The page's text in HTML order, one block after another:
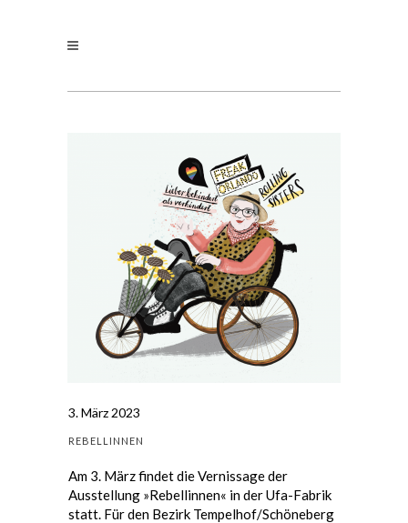
3. März 2023
REBELLINNEN
Am 3. März findet die Vernissage der
Ausstellung »Rebellinnen« in derUfa-Fabrik
statt. Für den Bezirk Tempelhof/Schöneberg